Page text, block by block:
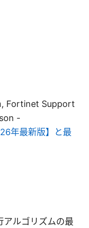
Fortinet Support
-
年最新版】と最
アルゴリズムの最